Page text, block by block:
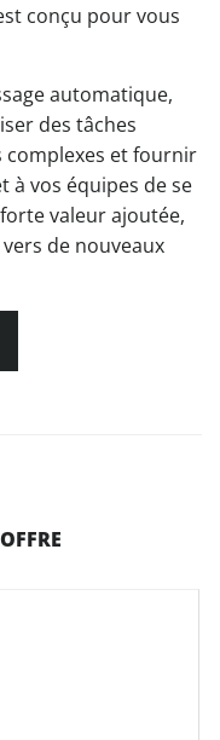
conçu pour vous
automatique,
des tâches
complexes et fournir
à vos équipes de se
valeur ajoutée,
de nouveaux